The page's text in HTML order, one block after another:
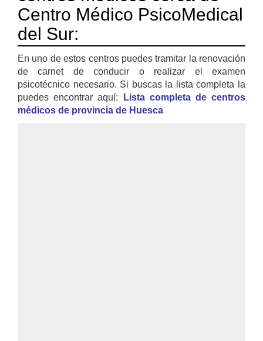
Centro Médico PsicoMedical
del Sur:
En uno de estos centros puedes tramitar la renovación
de carnet de conducir o realizar el examen
psicotécnico necesario. Si buscas la lista completa la
puedes encontrar aquí:
Lista completa de centros
médicos de provincia de Huesca